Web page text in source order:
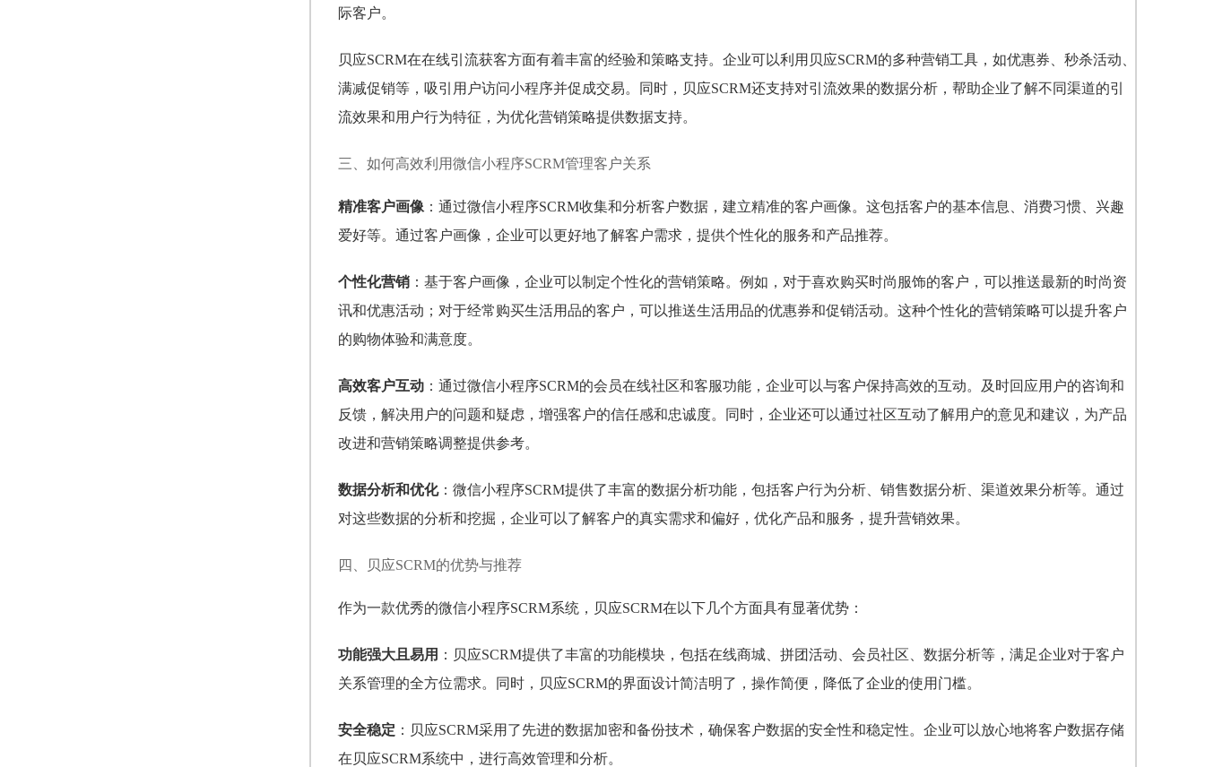
际客户。
贝应SCRM在在线引流获客方面有着丰富的经验和策略支持。企业可以利用贝应SCRM的多种营销工具，如优惠券、秒杀活动、
满减促销等，吸引用户访问小程序并促成交易。同时，贝应SCRM还支持对引流效果的数据分析，帮助企业了解不同渠道的引
流效果和用户行为特征，为优化营销策略提供数据支持。
三、如何高效利用微信小程序SCRM管理客户关系
精准客户画像 ：通过微信小程序SCRM收集和分析客户数据，建立精准的客户画像。这包括客户的基本信息、消费习惯、兴趣
爱好等。通过客户画像，企业可以更好地了解客户需求，提供个性化的服务和产品推荐。
个性化营销 ：基于客户画像，企业可以制定个性化的营销策略。例如，对于喜欢购买时尚服饰的客户，可以推送最新的时尚资
讯和优惠活动；对于经常购买生活用品的客户，可以推送生活用品的优惠券和促销活动。这种个性化的营销策略可以提升客户
的购物体验和满意度。
高效客户互动 ：通过微信小程序SCRM的会员在线社区和客服功能，企业可以与客户保持高效的互动。及时回应用户的咨询和
反馈，解决用户的问题和疑虑，增强客户的信任感和忠诚度。同时，企业还可以通过社区互动了解用户的意见和建议，为产品
改进和营销策略调整提供参考。
数据分析和优化：微信小程序SCRM提供了丰富的数据分析功能，包括客户行为分析、销售数据分析、渠道效果分析等。通过
对这些数据的分析和挖掘，企业可以了解客户的真实需求和偏好，优化产品和服务，提升营销效果。
四、贝应SCRM的优势与推荐
作为一款优秀的微信小程序SCRM系统，贝应SCRM在以下几个方面具有显著优势：
功能强大且易用 ：贝应SCRM提供了丰富的功能模块，包括在线商城、拼团活动、会员社区、数据分析等，满足企业对于客户
关系管理的全方位需求。同时，贝应SCRM的界面设计简洁明了，操作简便，降低了企业的使用门槛。
安全稳定 ：贝应SCRM采用了先进的数据加密和备份技术，确保客户数据的安全性和稳定性。企业可以放心地将客户数据存储
在贝应SCRM系统中，进行高效管理和分析。